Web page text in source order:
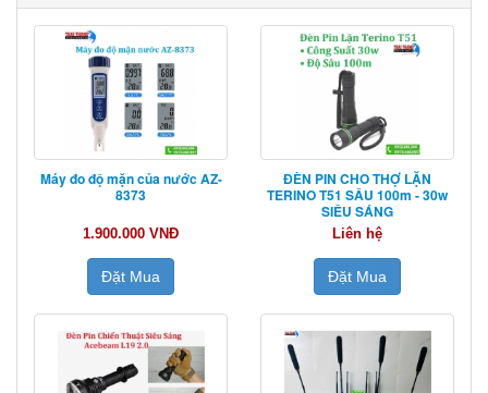
Máy đo độ mặn của nước AZ-
8373
1.900.000 VNĐ
Đặt Mua
ĐÈN PIN CHO THỢ LẶN
TERINO T51 SÂU 100m - 30w
SIÊU SÁNG
Liên hệ
Đặt Mua